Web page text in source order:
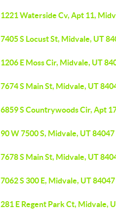
1221 Waterside Cv, Apt 11,
7405 S Locust St, Midvale, UT
1206 E Moss Cir, Midvale, UT
7674 S Main St, Midvale, UT
6859 S Countrywoods Cir, Apt
90 W 7500 S, Midvale, UT 84047
7678 S Main St, Midvale, UT
7062 S 300 E, Midvale, UT 84047
281 E Regent Park Ct, Midvale,